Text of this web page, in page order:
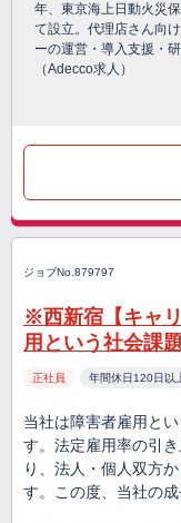
年、東京海上日動火災
て設立。代理店さん向
ーの運営・導入支援・
（Adecco求人）
ジョブNo.879797
※西新宿【キャ
用という社会課
正社員 年間休日120日以
当社は障害者雇用と
す。法定雇用率の引
り、法人・個人双方
す。この度、当社の